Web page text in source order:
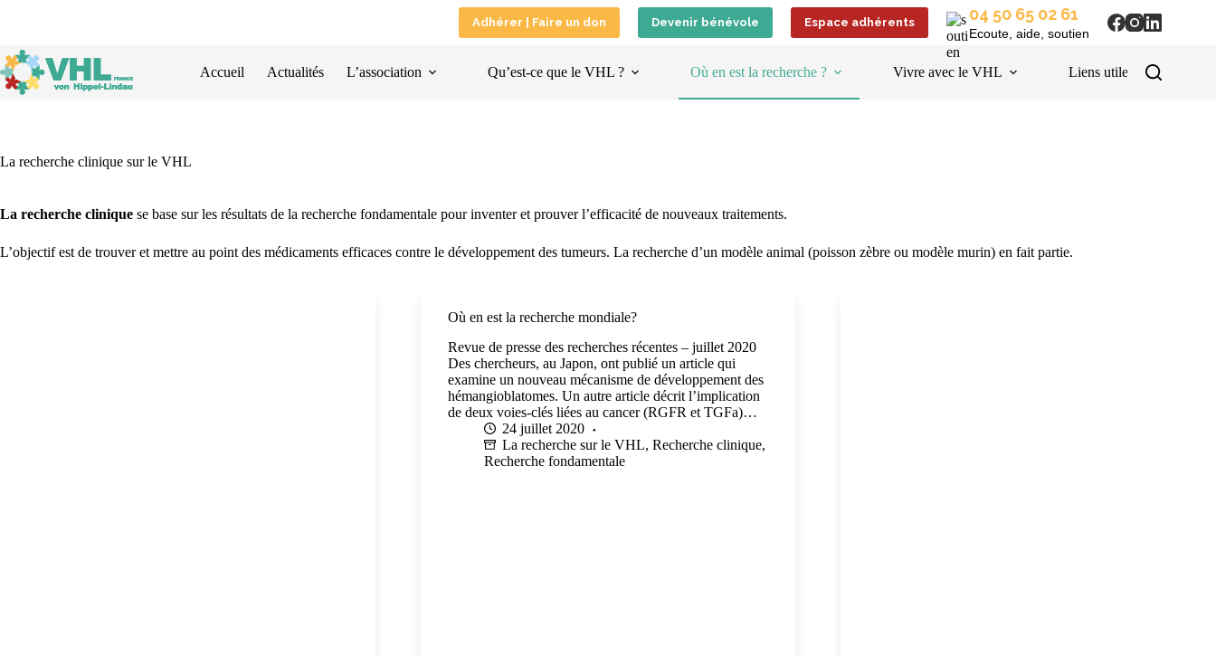
Adhérer | Faire un don Devenir bénévole Espace adhérents 04 50 65 02 61
Ecoute, aide, soutien
Accueil Actualités L’association Qu’est-ce que le VHL ? Où en est la recherche ? Vivre avec le VHL Liens utiles
La recherche clinique sur le VHL
La recherche clinique se base sur les résultats de la recherche fondamentale pour inventer et prouver l’efficacité de nouveaux traitements.
L’objectif est de trouver et mettre au point des médicaments efficaces contre le développement des tumeurs. La recherche d’un modèle animal (poisson zèbre ou modèle murin) en fait partie.
Où en est la recherche mondiale?
Revue de presse des recherches récentes – juillet 2020
Des chercheurs, au Japon, ont publié un article qui
examine un nouveau mécanisme de développement des
hémangioblatomes. Un autre article décrit l’implication
de deux voies-clés liées au cancer (RGFR et TGFa)…
24 juillet 2020
La recherche sur le VHL, Recherche clinique,
Recherche fondamentale